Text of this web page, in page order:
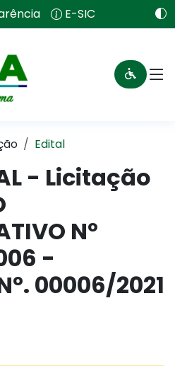
E-SIC
Edital
- Licitação
Nº
-
00006/2021